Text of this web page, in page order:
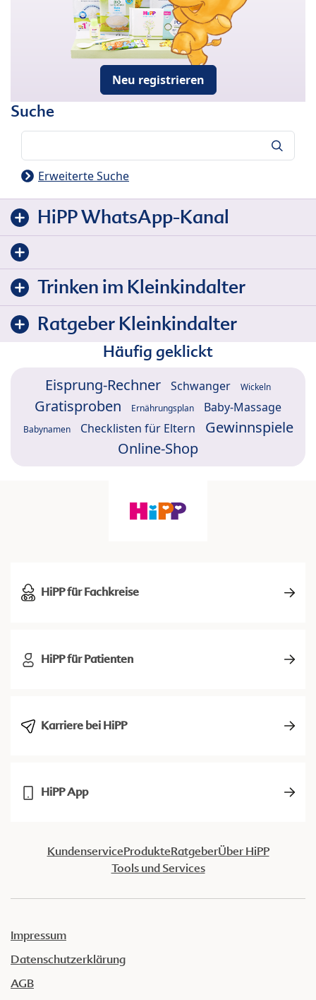
Neu registrieren
Suche
Erweiterte Suche
HiPP WhatsApp-Kanal
Trinken im Kleinkindalter
Ratgeber Kleinkindalter
Häufig geklickt
Eisprung-Rechner Schwanger Wickeln
Gratisproben Ernährungsplan Baby-Massage
Babynamen Checklisten für Eltern
Gewinnspiele
Online-Shop
HiPP für Fachkreise
HiPP für Patienten
Karriere bei HiPP
HiPP App
KundenserviceProdukteRatgeberÜber HiPP
Tools und Services
Impressum
Datenschutzerklärung
AGB